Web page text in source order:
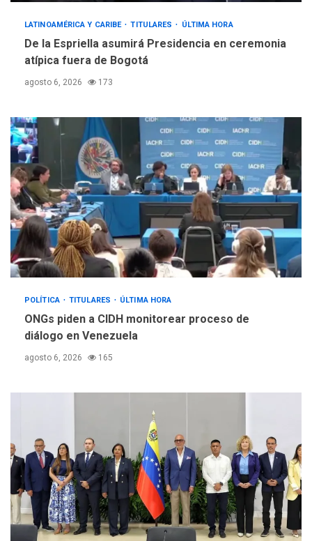
LATINOAMÉRICA Y CARIBE TITULARES ÚLTIMA HORA
De la Espriella asumirá Presidencia en ceremonia
atípica fuera de Bogotá
agosto 6, 2026 173
POLÍTICA TITULARES ÚLTIMA HORA
ONGs piden a CIDH monitorear proceso de
diálogo en Venezuela
agosto 6, 2026 165